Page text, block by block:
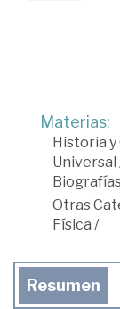
Materias:
Historia y
Universal
Otras
Física /
Resumen